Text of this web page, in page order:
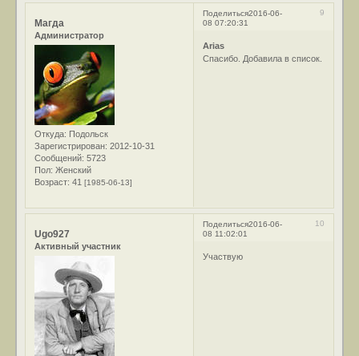
Поделиться 9
2016-06-
08 07:20:31
Магда
Администратор
Откуда: Подольск
Зарегистрирован: 2012-10-31
Сообщений: 5723
Пол: Женский
Возраст: 41[1985-06-13]
Arias
Спасибо. Добавила в список.
Поделиться 10
2016-06-
08 11:02:01
Ugo927
Активный участник
Участвую